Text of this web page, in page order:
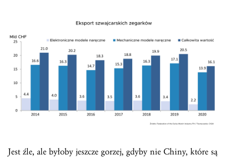
Jest źle, ale byłoby jeszcze gorzej, gdyby nie Chiny, które są